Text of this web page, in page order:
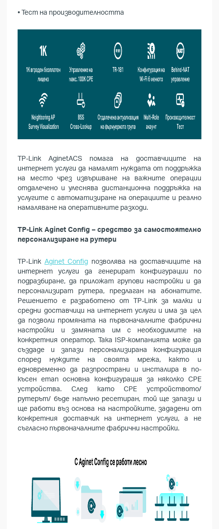
• Тест на производителността
TP-Link AginetACS помага на доставчиците на
интернет услуги да намалят нуждата от поддръжка
на место чрез извършване на важните операции
отдалечено и улеснява дистанционна поддръжка на
услугите с автоматизиране на операциите и реално
намаляване на оперативните разходи.
TP-Link Aginet Config – средство за самостоятелно
персонализиране на рутери
TP-Link Aginet Config позволява на доставчиците на
интернет услуги да генерират конфигурации по
подразбиране, да приложат групови настройки и да
персонализират рутера, предлаган на абонатите.
Решението е разработено от TP-Link за малки и
средни доставчици на интернет услуги и има за цел
да позволи промяната на първоначалните фабрични
настройки и замяната им с необходимите на
конкретния оператор. Така ISP-компанията може да
създаде и запази персонализирана конфигурация
според нуждите на своята мрежа, както и
едновременно да разпространи и инсталира в по-
късен етап основна конфигурация за няколко CPE
устройства. След като CPE устройството/
рутерът/ бъде напълно ресетиран, той ще запази и
ще работи въз основа на настройките, зададени от
конкретния доставчик на интернет услуги, а не
съгласно първоначалните фабрични настройки.